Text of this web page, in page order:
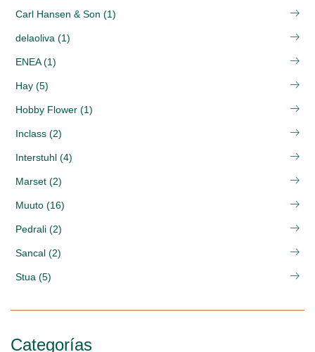
Carl Hansen & Son (1)
delaoliva (1)
ENEA (1)
Hay (5)
Hobby Flower (1)
Inclass (2)
Interstuhl (4)
Marset (2)
Muuto (16)
Pedrali (2)
Sancal (2)
Stua (5)
Categorías